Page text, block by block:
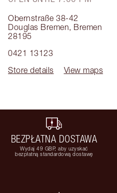
Obernstraße 38-42
Douglas Bremen, Bremen
28195
0421 13123
Store details
View maps
BEZPŁATNA DOSTAWA
Wydaj 49 GBP, aby uzyskać
bezpłatną standardową dostawę